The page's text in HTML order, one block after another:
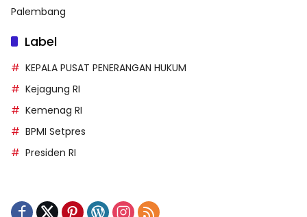
Palembang
Label
KEPALA PUSAT PENERANGAN HUKUM
Kejagung RI
Kemenag RI
BPMI Setpres
Presiden RI